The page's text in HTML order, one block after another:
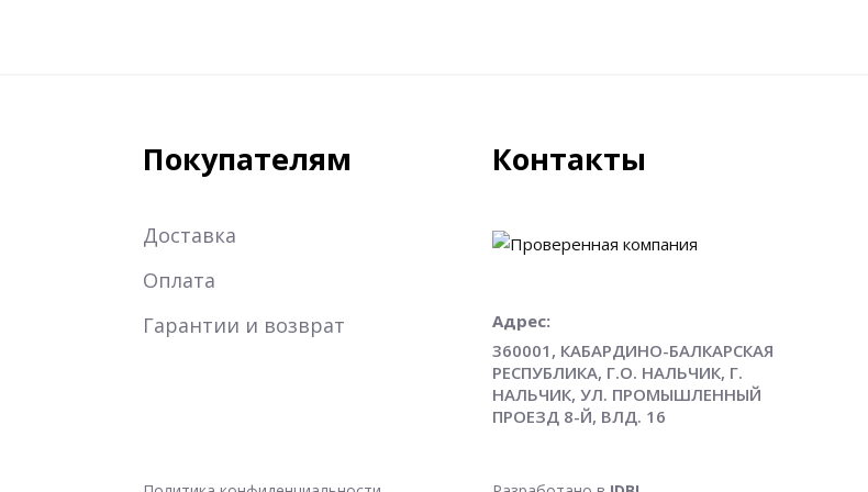
Покупателям
Доставка
Оплата
Гарантии и возврат
Контакты
Адрес:
360001, КАБАРДИНО-БАЛКАРСКАЯ
РЕСПУБЛИКА, Г.О. НАЛЬЧИК, Г.
НАЛЬЧИК, УЛ. ПРОМЫШЛЕННЫЙ
ПРОЕЗД 8-Й, ВЛД. 16